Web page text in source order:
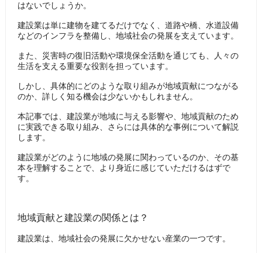
はないでしょうか。
建設業は単に建物を建てるだけでなく、道路や橋、水道設備
などのインフラを整備し、地域社会の発展を支えています。
また、災害時の復旧活動や環境保全活動を通じても、人々の
生活を支える重要な役割を担っています。
しかし、具体的にどのような取り組みが地域貢献につながる
のか、詳しく知る機会は少ないかもしれません。
本記事では、建設業が地域に与える影響や、地域貢献のため
に実践できる取り組み、さらには具体的な事例について解説
します。
建設業がどのように地域の発展に関わっているのか、その基
本を理解することで、より身近に感じていただけるはずで
す。
地域貢献と建設業の関係とは？
建設業は、地域社会の発展に欠かせない産業の一つです。